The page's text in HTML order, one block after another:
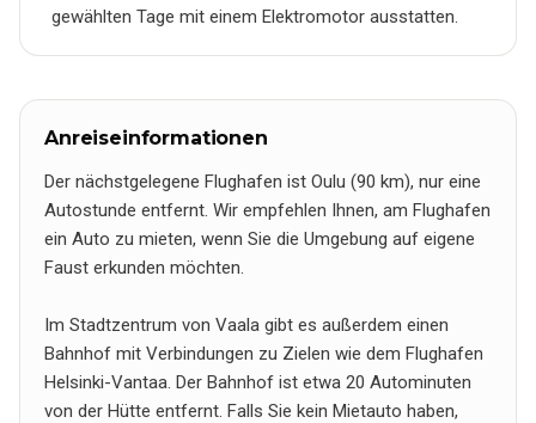
gewählten Tage mit einem Elektromotor ausstatten.
Anreiseinformationen
Der nächstgelegene Flughafen ist Oulu (90 km), nur eine
Autostunde entfernt. Wir empfehlen Ihnen, am Flughafen
ein Auto zu mieten, wenn Sie die Umgebung auf eigene
Faust erkunden möchten.
Im Stadtzentrum von Vaala gibt es außerdem einen
Bahnhof mit Verbindungen zu Zielen wie dem Flughafen
Helsinki-Vantaa. Der Bahnhof ist etwa 20 Autominuten
von der Hütte entfernt. Falls Sie kein Mietauto haben,